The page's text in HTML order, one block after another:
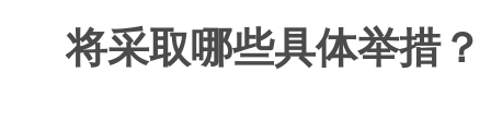
将采取哪些具体举措？